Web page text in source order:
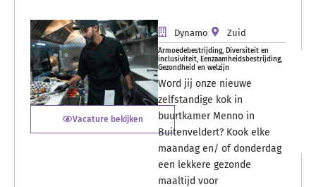
Vacature bekijken
Dynamo Zuid
Armoedebestrijding, Diversiteit en
inclusiviteit, Eenzaamheidsbestrijding,
Gezondheid en welzijn
Word jij onze nieuwe
zelfstandige kok in
buurtkamer Menno in
Buitenveldert? Kook elke
maandag en/ of donderdag
een lekkere gezonde
maaltijd voor